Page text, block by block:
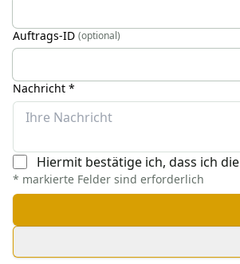
Auftrags-ID (optional)
Nachricht *
Hiermit bestätige ich, dass ich die
* markierte Felder sind erforderlich